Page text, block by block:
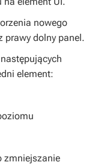
nowego
prawy dolny panel.
element:
zmniejszanie